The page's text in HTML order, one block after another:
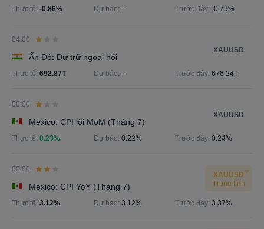
Thực tế: -0.86% Dự báo: -- Trước đây: -0.79%
04:00
Ấn Độ: Dự trữ ngoại hối
XAUUSD
Thực tế: 692.87T Dự báo: -- Trước đây: 676.24T
00:00
Mexico: CPI lõi MoM (Tháng 7)
XAUUSD
Thực tế: 0.23% Dự báo: 0.22% Trước đây: 0.24%
00:00
Mexico: CPI YoY (Tháng 7)
XAUUSD
Trung tính
Thực tế: 3.12% Dự báo: 3.12% Trước đây: 3.37%